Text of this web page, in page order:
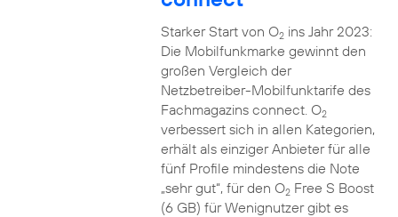
Starker Start von O2ins Jahr 2023:
Die Mobilfunkmarke gewinnt den
großen Vergleich der
Netzbetreiber-Mobilfunktarife des
Fachmagazins connect. O2
verbessert sich in allen Kategorien,
erhält als einziger Anbieter für alle
fünf Profile mindestens die Note
„sehr gut“, für den O2Free S Boost
(6 GB) für Wenignutzer gibt es